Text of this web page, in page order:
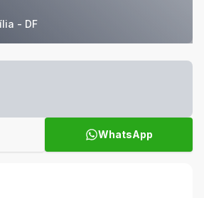
- DF
WhatsApp